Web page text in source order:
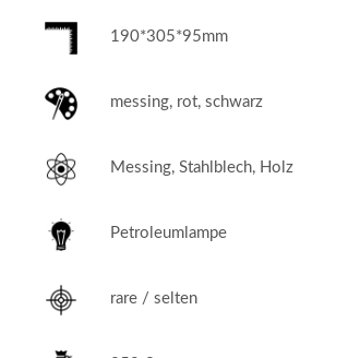
190*305*95mm
messing, rot, schwarz
Messing, Stahlblech, Holz
Petroleumlampe
rare / selten